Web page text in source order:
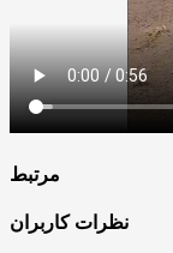
مرتبط
نظرات کاربران